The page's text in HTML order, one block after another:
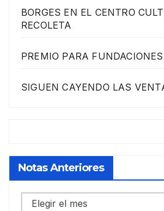
BORGES EN EL CENTRO
RECOLETA
PREMIO PARA
SIGUEN CAYENDO LAS
Notas Anteriores
Notas